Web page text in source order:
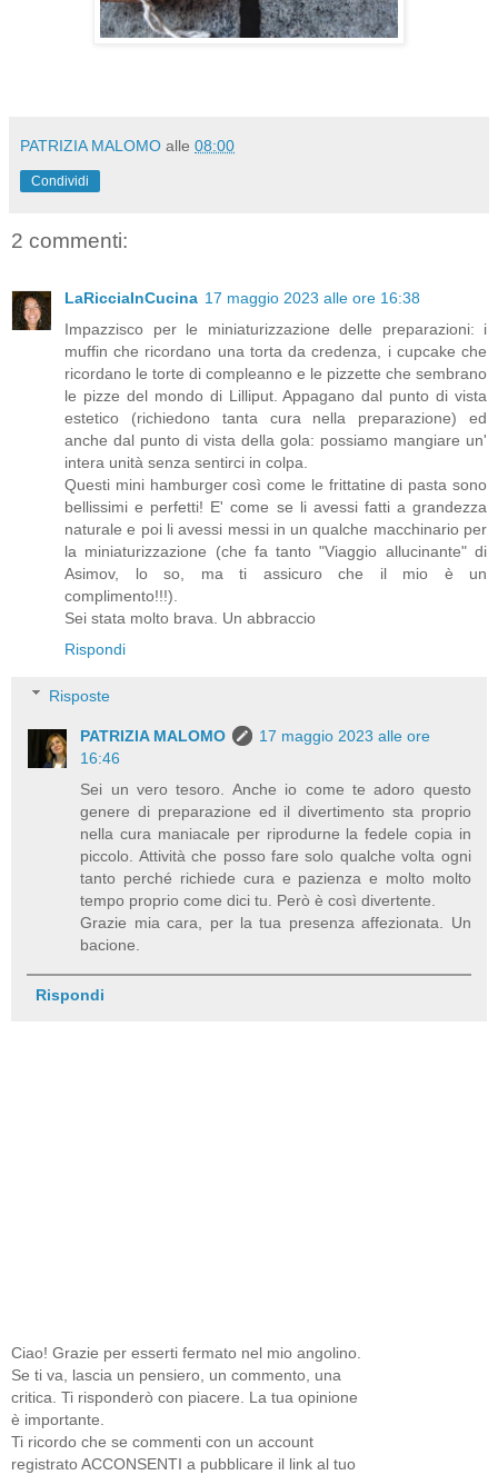
PATRIZIA MALOMO alle 08:00
Condividi
2 commenti:
LaRicciaInCucina 17 maggio 2023 alle ore 16:38
Impazzisco per le miniaturizzazione delle preparazioni: i
muffin che ricordano una torta da credenza, i cupcake che
ricordano le torte di compleanno e le pizzette che sembrano
le pizze del mondo di Lilliput. Appagano dal punto di vista
estetico (richiedono tanta cura nella preparazione) ed
anche dal punto di vista della gola: possiamo mangiare un'
intera unità senza sentirci in colpa.
Questi mini hamburger così come le frittatine di pasta sono
bellissimi e perfetti! E' come se li avessi fatti a grandezza
naturale e poi li avessi messi in un qualche macchinario per
la miniaturizzazione (che fa tanto "Viaggio allucinante" di
Asimov, lo so, ma ti assicuro che il mio è un
complimento!!!).
Sei stata molto brava. Un abbraccio
Rispondi
Risposte
PATRIZIA MALOMO
17 maggio 2023 alle ore
16:46
Sei un vero tesoro. Anche io come te adoro questo
genere di preparazione ed il divertimento sta proprio
nella cura maniacale per riprodurne la fedele copia in
piccolo. Attività che posso fare solo qualche volta ogni
tanto perché richiede cura e pazienza e molto molto
tempo proprio come dici tu. Però è così divertente.
Grazie mia cara, per la tua presenza affezionata. Un
bacione.
Rispondi
Ciao! Grazie per esserti fermato nel mio angolino.
Se ti va, lascia un pensiero, un commento, una
critica. Ti risponderò con piacere. La tua opinione
è importante.
Ti ricordo che se commenti con un account
registrato ACCONSENTI a pubblicare il link al tuo